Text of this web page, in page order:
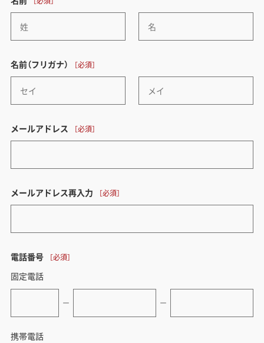
名前（フリガナ）
メールアドレス
メールアドレス再入力
電話番号
固定電話
ー ー
携帯電話